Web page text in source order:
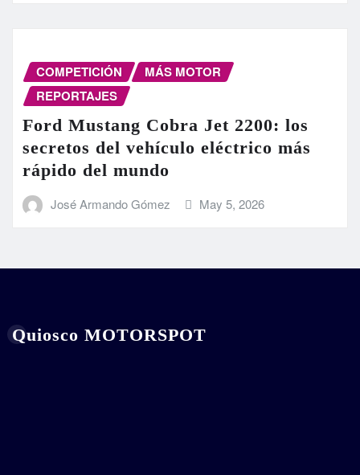
COMPETICIÓN
MÁS MOTOR
REPORTAJES
Ford Mustang Cobra Jet 2200: los
secretos del vehículo eléctrico más
rápido del mundo
José Armando Gómez May 5, 2026
Quiosco MOTORSPOT